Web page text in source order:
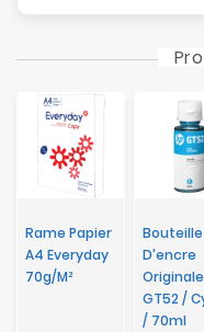
Rame Papier
A4 Everyday
70g/m²
Bouteille
D'encre
Originale
GT52 /
/ 70ml